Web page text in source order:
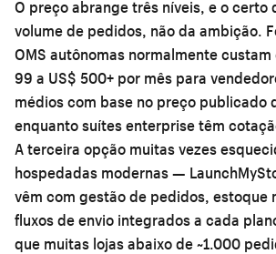
O preço abrange três níveis, e o certo
volume de pedidos, não da ambição.
OMS autônomas normalmente
99 a US$ 500+ por mês para
médios com base no preço publicado
enquanto suítes enterprise têm
A terceira opção muitas vezes
hospedadas modernas —
vêm com gestão de pedidos, estoque
fluxos de envio integrados a cada
que muitas lojas abaixo de ~1.000